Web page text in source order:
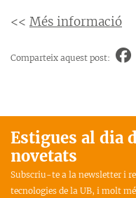
<< Més informació
Comparteix aquest post:
Estigues al dia
novetats
Subscriu-te a la newsletter i
tecnologies de la UB, i molt